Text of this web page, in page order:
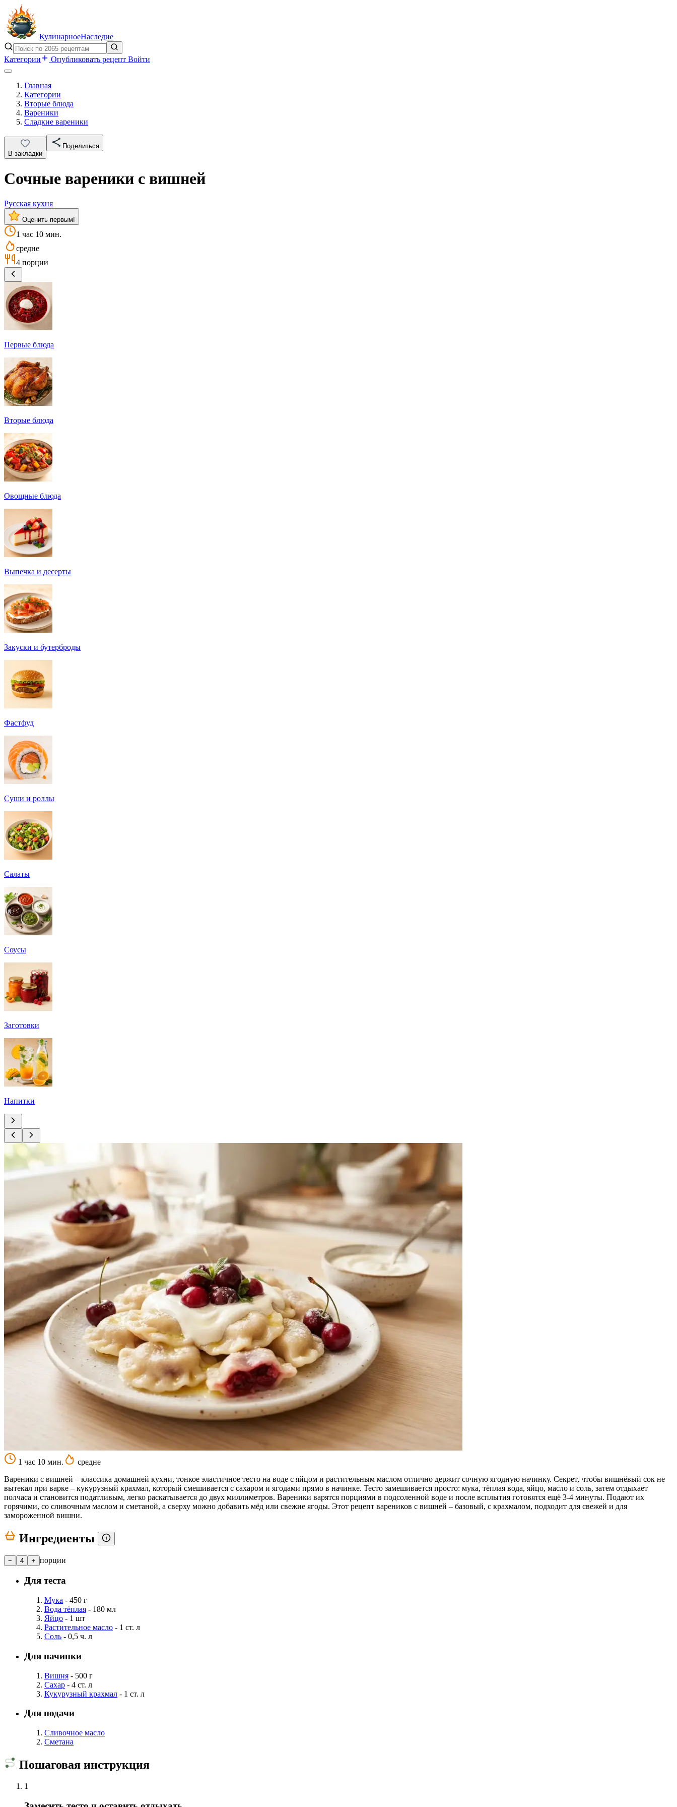
КулинарноеНаследие
Категории Опубликовать рецепт Войти
Главная
Категории
Вторые блюда
Вареники
Сладкие вареники
В закладки
Поделиться
Сочные вареники с вишней
Русская кухня
Оценить первым!
1 час 10 мин.
средне
4 порции
Первые блюда
Вторые блюда
Овощные блюда
Выпечка и десерты
Закуски и бутерброды
Фастфуд
Суши и роллы
Салаты
Соусы
Заготовки
Напитки
1 час 10 мин.
средне
Вареники с вишней – классика домашней кухни, тонкое эластичное тесто на воде с яйцом и растительным маслом отлично держит сочную ягодную начинку. Секрет, чтобы вишнёвый сок не
вытекал при варке – кукурузный крахмал, который смешивается с сахаром и ягодами прямо в начинке. Тесто замешивается просто: мука, тёплая вода, яйцо, масло и соль, затем отдыхает
полчаса и становится податливым, легко раскатывается до двух миллиметров. Вареники варятся порциями в подсоленной воде и после всплытия готовятся ещё 3-4 минуты. Подают их
горячими, со сливочным маслом и сметаной, а сверху можно добавить мёд или свежие ягоды. Этот рецепт вареников с вишней – базовый, с крахмалом, подходит для свежей и для
замороженной вишни.
Ингредиенты
− 4 + порции
Для теста
Мука - 450 г
Вода тёплая - 180 мл
Яйцо - 1 шт
Растительное масло - 1 ст. л
Соль - 0,5 ч. л
Для начинки
Вишня - 500 г
Сахар - 4 ст. л
Кукурузный крахмал - 1 ст. л
Для подачи
Сливочное масло
Сметана
Пошаговая инструкция
1